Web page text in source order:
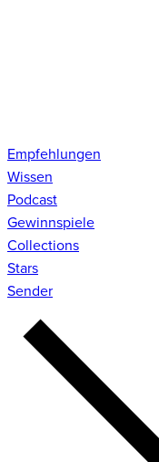
Empfehlungen
Wissen
Podcast
Gewinnspiele
Collections
Stars
Sender